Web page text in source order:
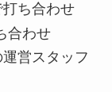
ち合わせ
合わせ
営スタッフ